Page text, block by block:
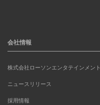
会社情報
株式会社ローソンエンタテインメント
ニュースリリース
採用情報